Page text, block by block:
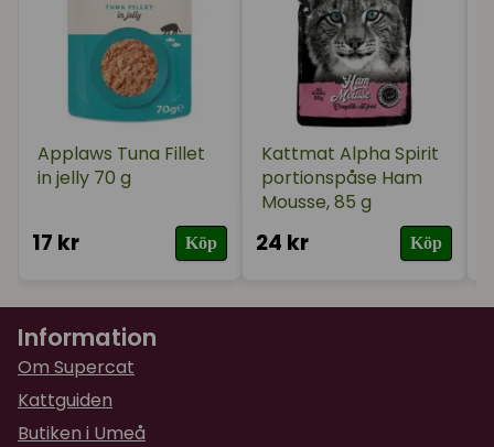
Applaws Tuna Fillet
in jelly 70 g
17 kr Köp
Kattmat Alpha Spirit
portionspåse Ham
Mousse, 85 g
24 kr Köp
Information
Om Supercat
Kattguiden
Butiken i Umeå